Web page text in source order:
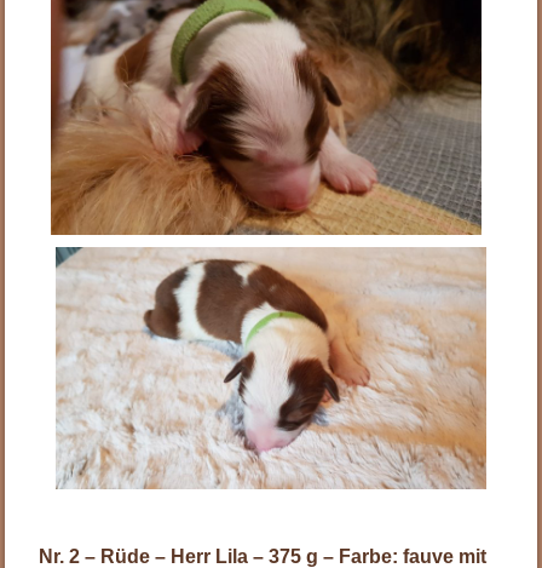
Nr. 2 – Rüde – Herr Lila – 375 g – Farbe: fauve mit